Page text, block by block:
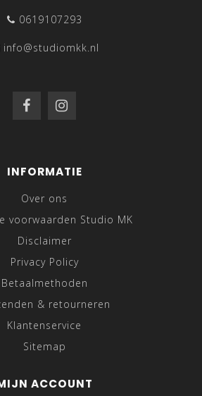
0619107293
info@studiomkk.nl
INFORMATIE
Over ons
voorwaarden Studio MK
Disclaimer
Privacy Policy
Betaalmethoden
& retourneren
Klantenservice
Sitemap
ACCOUNT